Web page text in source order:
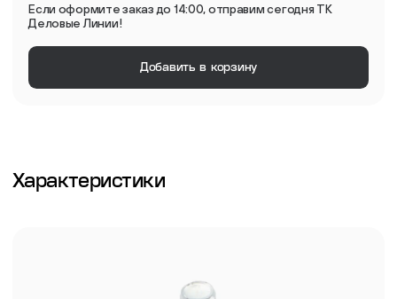
Если оформите заказ до 14:00, отправим сегодня ТК
Деловые Линии!
Добавить в корзину
Характеристики